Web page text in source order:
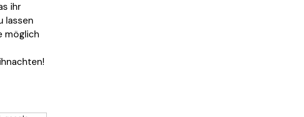
ihr
lassen
möglich